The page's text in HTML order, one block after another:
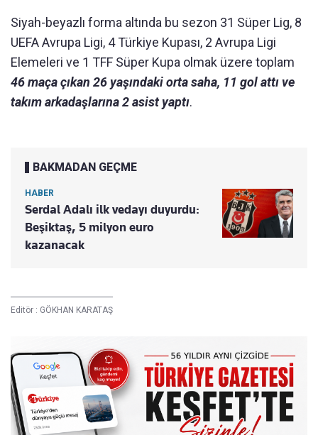
Siyah-beyazlı forma altında bu sezon 31 Süper Lig, 8
UEFA Avrupa Ligi, 4 Türkiye Kupası, 2 Avrupa Ligi
Elemeleri ve 1 TFF Süper Kupa olmak üzere toplam
46 maça çıkan 26 yaşındaki orta saha, 11 gol attı ve
takım arkadaşlarına 2 asist yaptı.
BAKMADAN GEÇME
HABER
Serdal Adalı ilk vedayı duyurdu:
Beşiktaş, 5 milyon euro
kazanacak
Editör : GÖKHAN KARATAŞ